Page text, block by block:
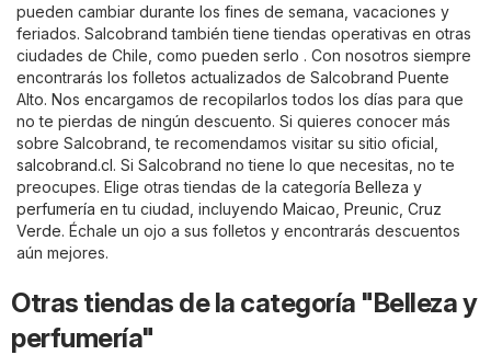
pueden cambiar durante los fines de semana, vacaciones y
feriados. Salcobrand también tiene tiendas operativas en otras
ciudades de Chile, como pueden serlo . Con nosotros siempre
encontrarás los folletos actualizados de Salcobrand Puente
Alto. Nos encargamos de recopilarlos todos los días para que
no te pierdas de ningún descuento. Si quieres conocer más
sobre Salcobrand, te recomendamos visitar su sitio oficial,
salcobrand.cl. Si Salcobrand no tiene lo que necesitas, no te
preocupes. Elige otras tiendas de la categoría Belleza y
perfumería en tu ciudad, incluyendo Maicao Preunic Cruz
Verde. Échale un ojo a sus folletos y encontrarás descuentos
aún mejores.
Otras tiendas de la categoría "Belleza y
perfumería"